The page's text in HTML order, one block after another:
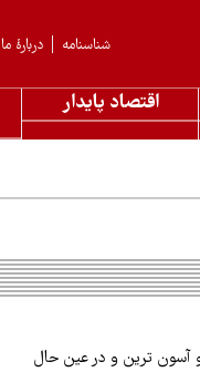
دربارهٔ ما شناسنامه
اقتصاد پایدار
آسون ترین و در عین حال